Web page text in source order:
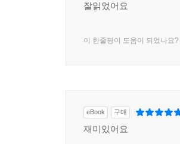
잘읽었어요
이 한줄평이 도움이 되었나요?
eBook 구매
재미있어요